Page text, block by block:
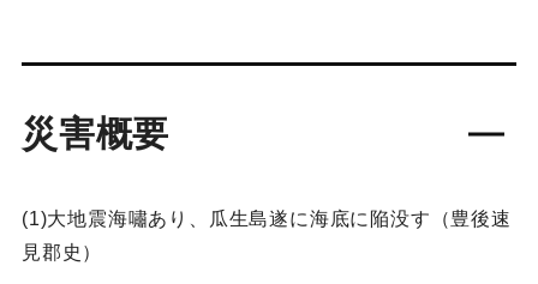
災害概要
(1)大地震海嘯あり、瓜生島遂に海底に陥没す（豊後速
見郡史）